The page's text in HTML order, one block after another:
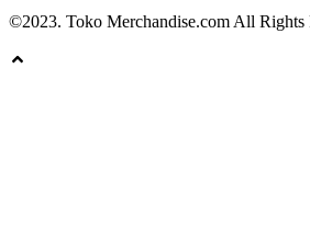
©2023. Toko Merchandise.com All Rights